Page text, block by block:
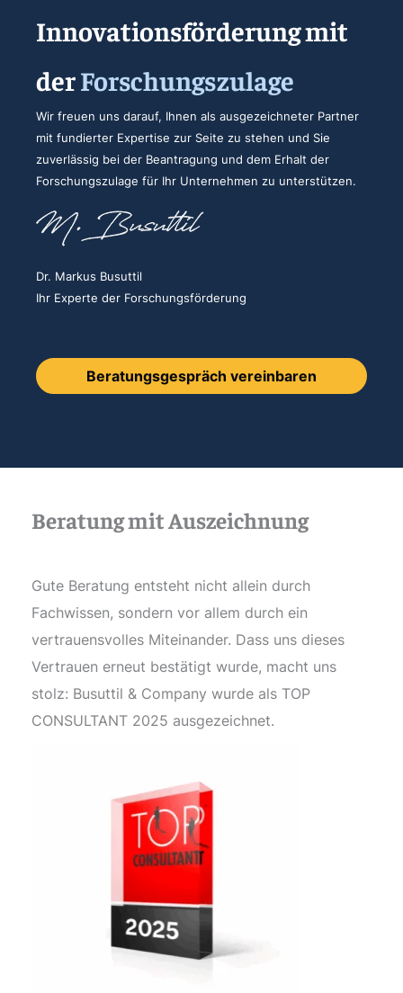
Innovationsförderung mit
derForschungszulage
Wir freuen uns darauf, Ihnen als ausgezeichneter Partner
mit fundierter Expertise zur Seite zu stehen und Sie
zuverlässig bei der Beantragung und dem Erhalt der
Forschungszulage für Ihr Unternehmen zu unterstützen.
Dr. Markus Busuttil
Ihr Experte der Forschungsförderung
Beratungsgespräch vereinbaren
Beratung mit Auszeichnung
Gute Beratung entsteht nicht allein durch
Fachwissen, sondern vor allem durch ein
vertrauensvolles Miteinander. Dass uns dieses
Vertrauen erneut bestätigt wurde, macht uns
stolz: Busuttil & Company wurde als TOP
CONSULTANT 2025 ausgezeichnet.